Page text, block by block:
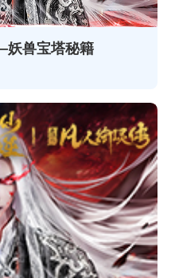
妖兽宝塔秘籍